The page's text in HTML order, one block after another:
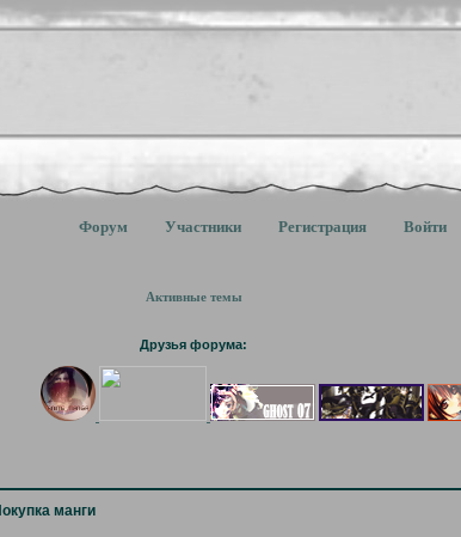
Форум Участники Регистрация Войти
Активные темы
Друзья форума:
манги